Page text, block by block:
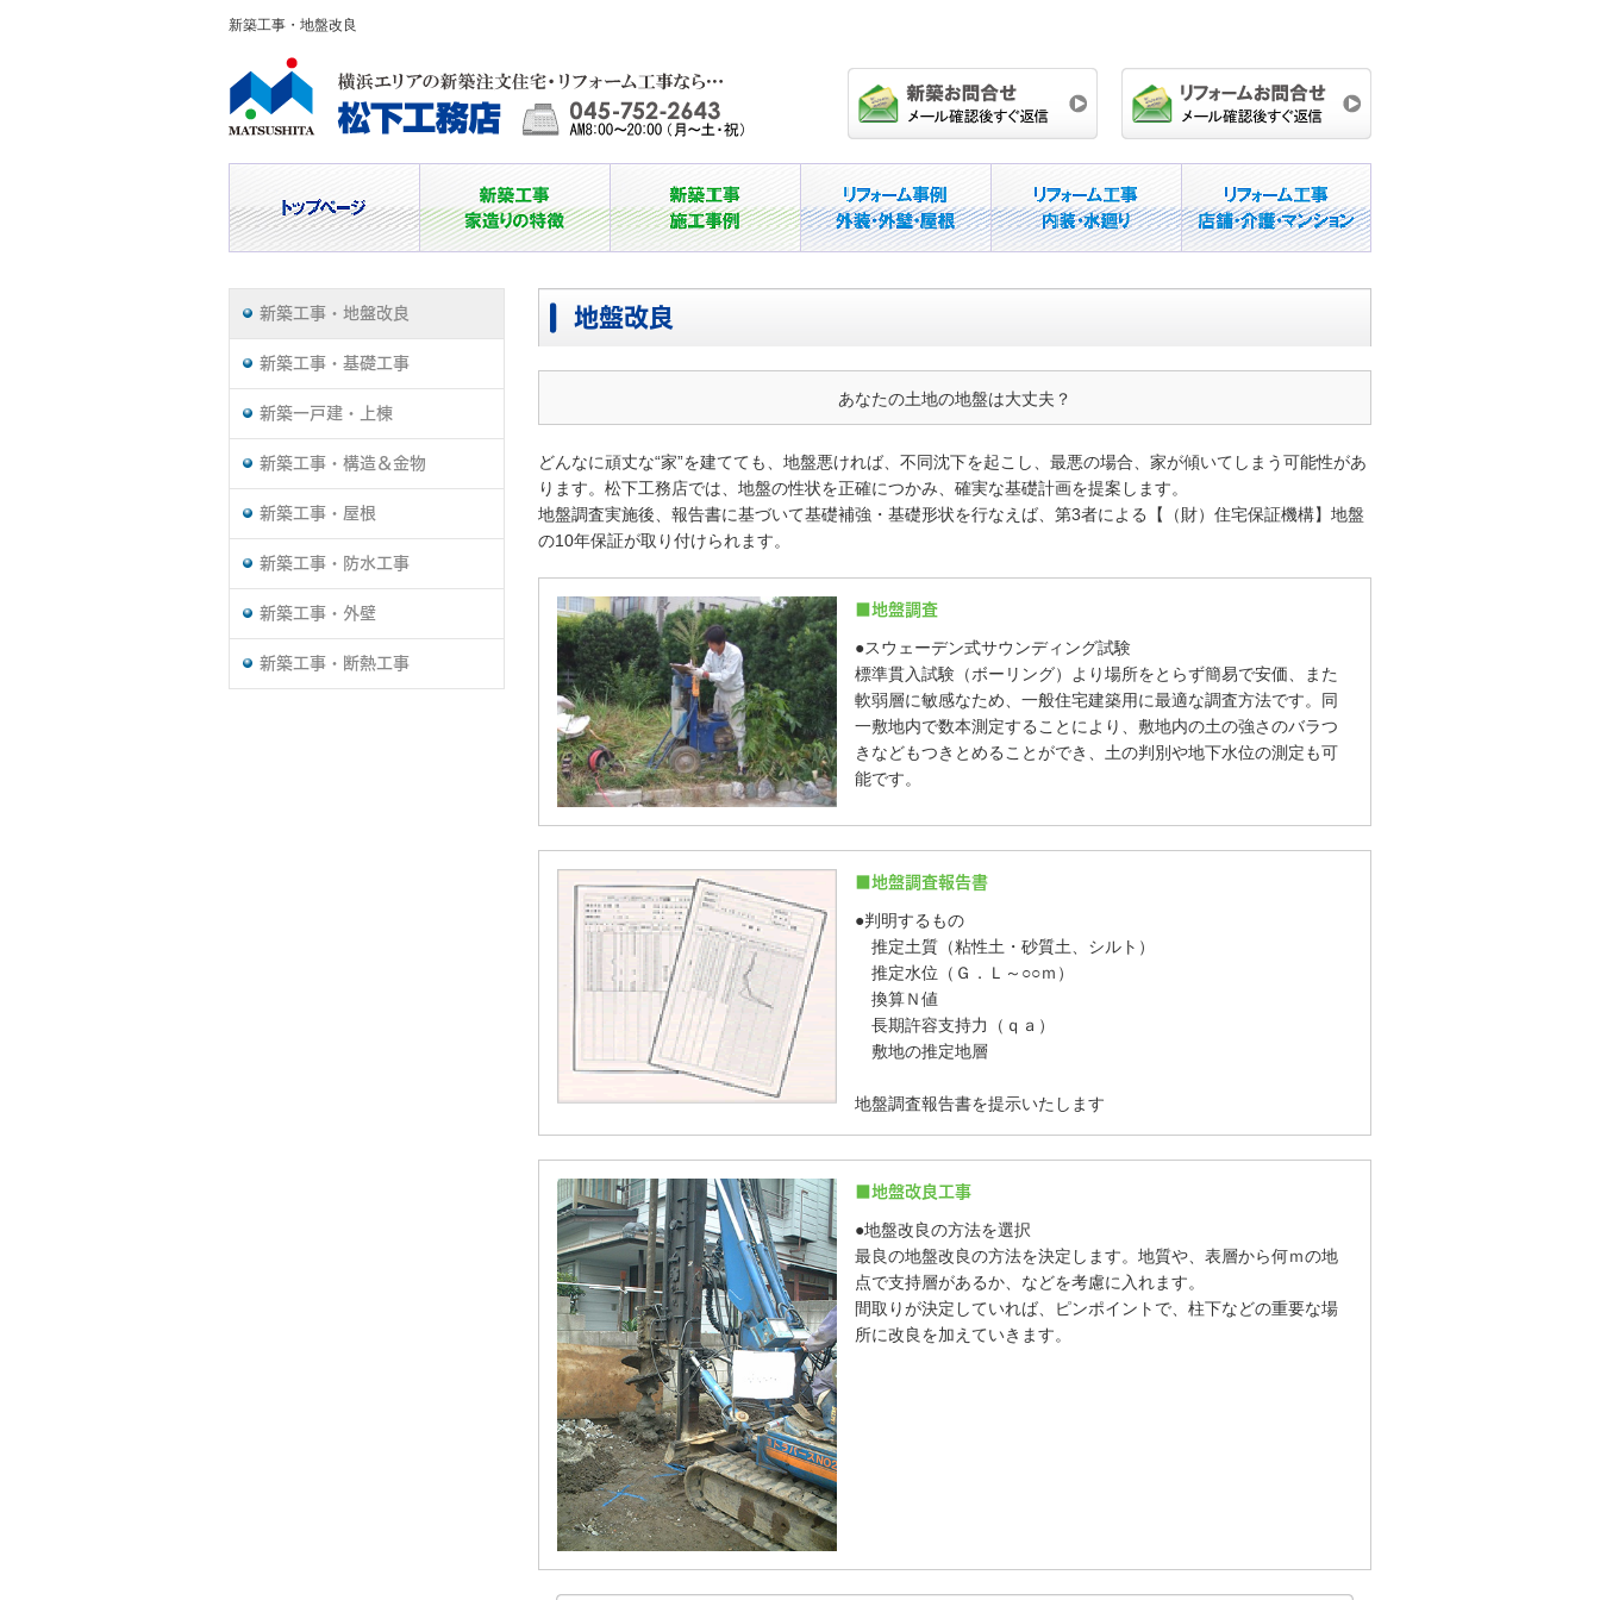
新築工事・地盤改良
新築工事・地盤改良
新築工事・基礎工事
新築一戸建・上棟
新築工事・構造＆金物
新築工事・屋根
新築工事・防水工事
新築工事・外壁
新築工事・断熱工事
地盤改良
あなたの土地の地盤は大丈夫？
どんなに頑丈な“家”を建てても、地盤悪ければ、不同沈下を起こし、最悪の場合、家が傾いてしまう可能性があ
ります。松下工務店では、地盤の性状を正確につかみ、確実な基礎計画を提案します。
地盤調査実施後、報告書に基づいて基礎補強・基礎形状を行なえば、第3者による【（財）住宅保証機構】地盤
の10年保証が取り付けられます。
■地盤調査
●スウェーデン式サウンディング試験
標準貫入試験（ボーリング）より場所をとらず簡易で安価、また
軟弱層に敏感なため、一般住宅建築用に最適な調査方法です。同
一敷地内で数本測定することにより、敷地内の土の強さのバラつ
きなどもつきとめることができ、土の判別や地下水位の測定も可
能です。
■地盤調査報告書
●判明するもの
推定土質（粘性土・砂質土、シルト）
推定水位（Ｇ．Ｌ～○○ｍ）
換算Ｎ値
長期許容支持力（ｑａ）
敷地の推定地層
地盤調査報告書を提示いたします
■地盤改良工事
●地盤改良の方法を選択
最良の地盤改良の方法を決定します。地質や、表層から何ｍの地
点で支持層があるか、などを考慮に入れます。
間取りが決定していれば、ピンポイントで、柱下などの重要な場
所に改良を加えていきます。